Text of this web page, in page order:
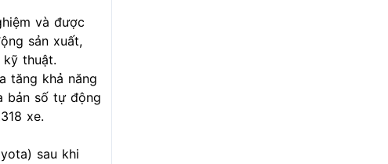
và được
sản xuất,
thuật.
tăng khả năng
bản số tự động
xe.
sau khi